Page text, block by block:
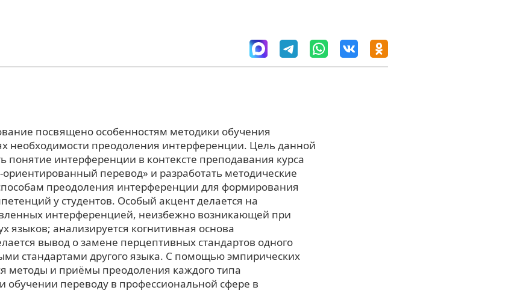
посвящено особенностям методики обучения
необходимости преодоления интерференции. Цель данной
понятие интерференции в контексте преподавания курса
перевод» и разработать методические
преодоления интерференции для формирования
у студентов. Особый акцент делается на
интерференцией, неизбежно возникающей при
языков; анализируется когнитивная основа
вывод о замене перцептивных стандартов одного
стандартами другого языка. С помощью эмпирических
методы и приёмы преодоления каждого типа
обучении переводу в профессиональной сфере в